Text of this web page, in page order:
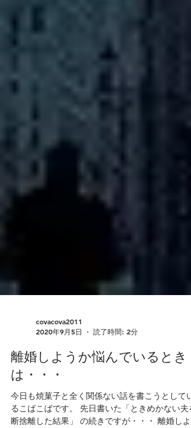
2020年9月5日
読了時間: 2分
離婚しようか悩んでいるとき
は・・・
今日も焼菓子と全く関係ない話を書こうとしてい